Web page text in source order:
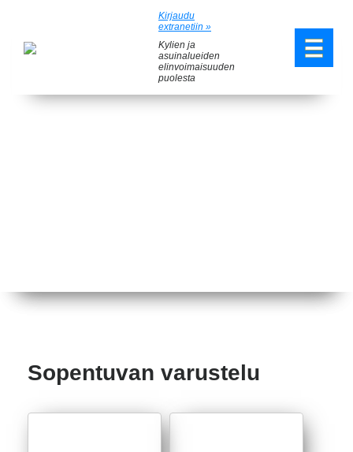
Kirjaudu
extranetiin »
Kylien ja
asuinalueiden
elinvoimaisuuden
puolesta
Sopentuvan varustelu